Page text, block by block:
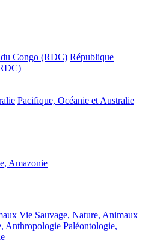
Congo (RDC) République
Pacifique, Océanie et Australie
Amazonie
Vie Sauvage, Nature, Animaux
Anthropologie Paléontologie,